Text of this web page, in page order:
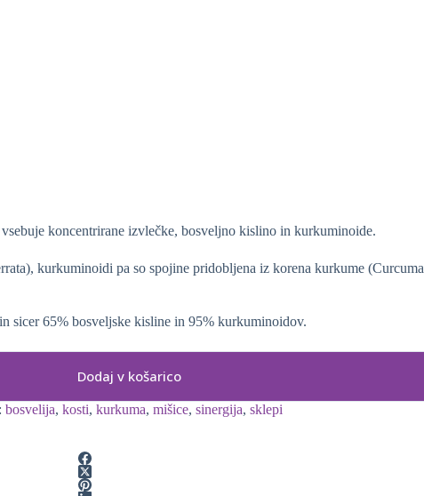
vsebuje koncentrirane izvlečke, bosveljno kislino in kurkuminoide.
kurkuminoidi pa so spojine pridobljena iz korena kurkume
sicer 65% bosveljske kisline in 95% kurkuminoidov.
Dodaj v košarico
bosvelija, kosti, kurkuma, mišice, sinergija, sklepi